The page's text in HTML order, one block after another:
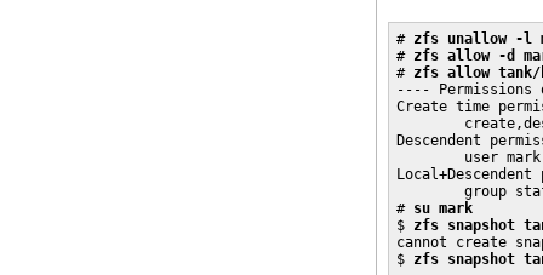
# zfs unallow -l
# zfs allow -d
# zfs allow tank/
----
Create time
Descendent
user
group
# su mark
$ zfs snapshot
cannot create
$ zfs snapshot